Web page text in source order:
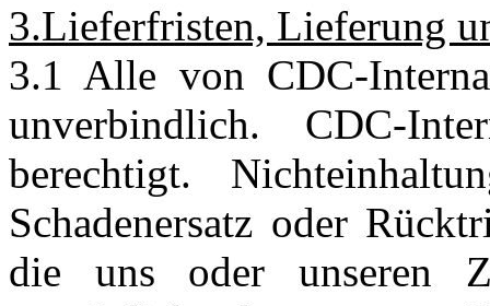
3.Lieferfristen, Lieferung
3.1 Alle von CDC-
unverbindlich. CDC-
berechtigt.
Schadenersatz oder
die uns oder unseren